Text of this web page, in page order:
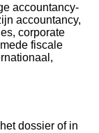
accountancy-
accountancy,
corporate
fiscale
dossier of in